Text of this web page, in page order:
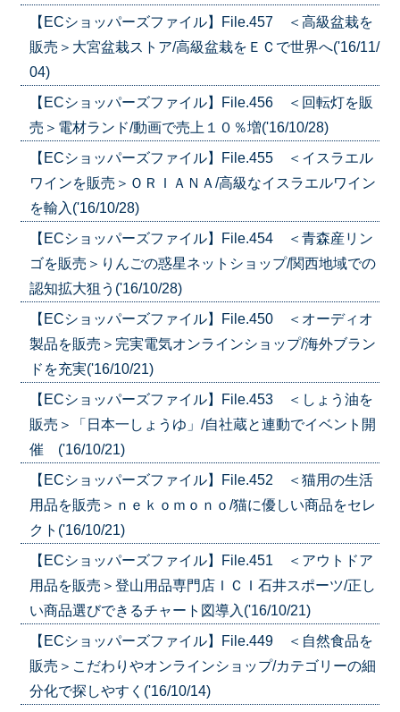
【ECショッパーズファイル】File.457 ＜高級盆栽を
販売＞大宮盆栽ストア/高級盆栽をＥＣで世界へ('16/11/
04)
【ECショッパーズファイル】File.456 ＜回転灯を販
売＞電材ランド/動画で売上１０％増('16/10/28)
【ECショッパーズファイル】File.455 ＜イスラエル
ワインを販売＞ＯＲＩＡＮＡ/高級なイスラエルワイン
を輸入('16/10/28)
【ECショッパーズファイル】File.454 ＜青森産リン
ゴを販売＞りんごの惑星ネットショップ/関西地域での
認知拡大狙う('16/10/28)
【ECショッパーズファイル】File.450 ＜オーディオ
製品を販売＞完実電気オンラインショップ/海外ブラン
ドを充実('16/10/21)
【ECショッパーズファイル】File.453 ＜しょう油を
販売＞「日本一しょうゆ」/自社蔵と連動でイベント開
催 ('16/10/21)
【ECショッパーズファイル】File.452 ＜猫用の生活
用品を販売＞ｎｅｋｏｍｏｎｏ/猫に優しい商品をセレ
クト('16/10/21)
【ECショッパーズファイル】File.451 ＜アウトドア
用品を販売＞登山用品専門店ＩＣＩ石井スポーツ/正し
い商品選びできるチャート図導入('16/10/21)
【ECショッパーズファイル】File.449 ＜自然食品を
販売＞こだわりやオンラインショップ/カテゴリーの細
分化で探しやすく('16/10/14)